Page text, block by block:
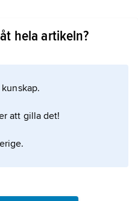
Resettlement: A Study
hela artikeln?
att gilla det!